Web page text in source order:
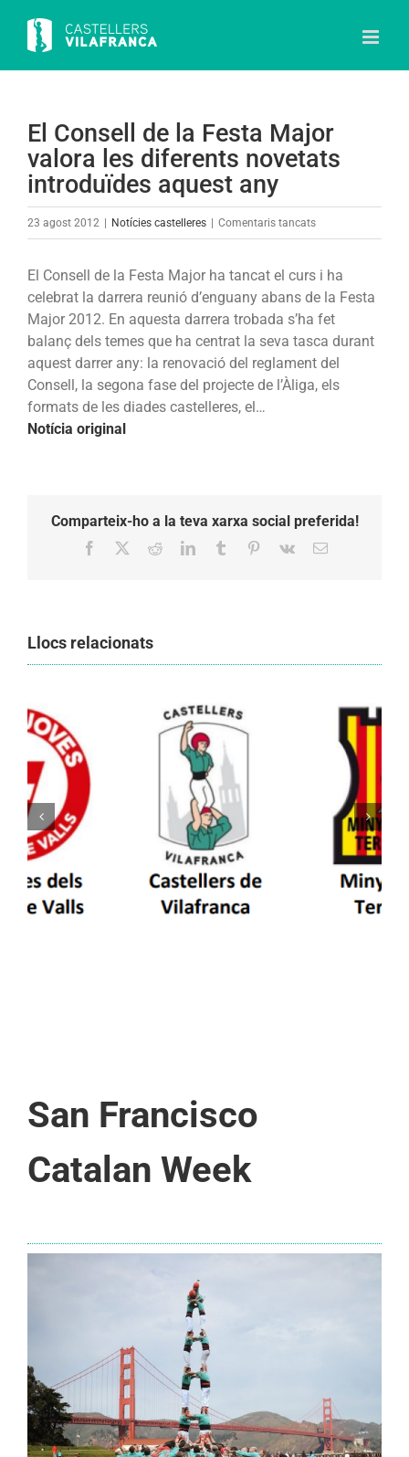
content
El Consell de la Festa Major
valora les diferents novetats
introduïdes aquest any
23 agost 2012 Notícies castelleres Comentaris tancatsa
El Consell de la Festa Major ha tancat el curs i ha
celebrat la darrera reunió d’enguany abans de la Festa
Major 2012. En aquesta darrera trobada s’ha fet
balanç dels temes que ha centrat la seva tasca durant
aquest darrer any: la renovació del reglament del
Consell, la segona fase del projecte de l’Àliga, els
formats de les diades castelleres, el…
Notícia original
Comparteix-ho a la teva xarxa social preferida!
Facebook RedditLinkedInTumblr Pinterest
Vk Email:
Llocs relacionats
Els Castellers de Vilafranca unieixen tradició i
patrimoni en un viatge de colla a la Vall
d’Aran i a la Vall de Boí
San Francisco
Catalan Week